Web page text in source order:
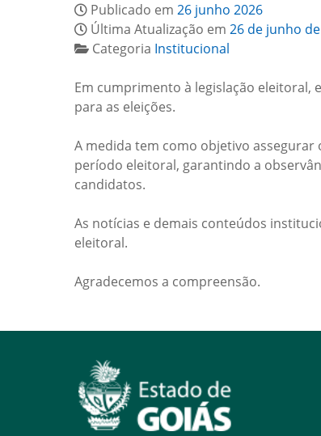
Publicado em 26 junho 2026
Última Atualização em 26 de junho
Categoria Institucional
Em cumprimento à legislação
para as eleições.
A medida tem como objetivo
período eleitoral, garantindo a
candidatos.
As notícias e demais conteúdos
eleitoral.
Agradecemos a compreensão.